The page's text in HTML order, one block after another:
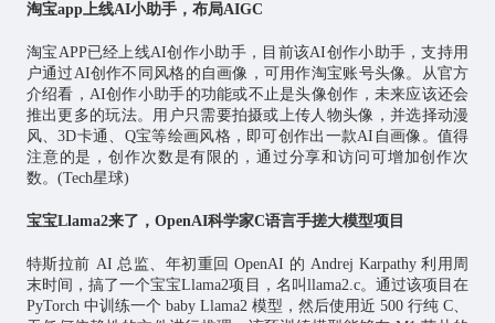
淘宝app上线AI小助手，布局AIGC
淘宝APP已经上线AI创作小助手，目前该AI创作小助手，支持用
户通过AI创作不同风格的自画像，可用作淘宝账号头像。从官方
介绍看，AI创作小助手的功能或不止是头像创作，未来应该还会
推出更多的玩法。用户只需要拍摄或上传人物头像，并选择动漫
风、3D卡通、Q宝等绘画风格，即可创作出一款AI自画像。值得
注意的是，创作次数是有限的，通过分享和访问可增加创作次
数。(Tech星球)
宝宝Llama2来了，OpenAI科学家C语言手搓大模型项目
特斯拉前 AI 总监、年初重回 OpenAI 的 Andrej Karpathy 利用周
末时间，搞了一个宝宝Llama2项目，名叫llama2.c。通过该项目在
PyTorch 中训练一个 baby Llama2 模型，然后使用近 500 行纯 C、